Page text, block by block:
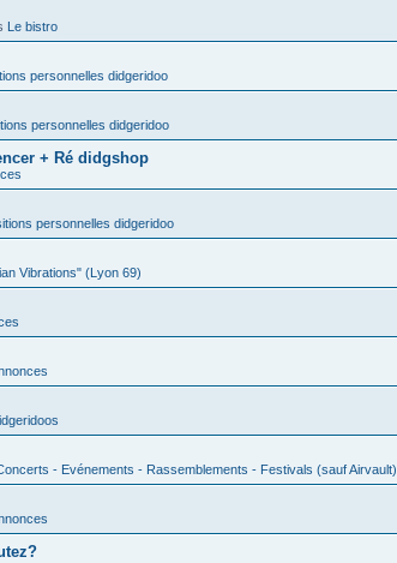
Le bistro
personnelles didgeridoo
personnelles didgeridoo
+ Ré didgshop
personnelles didgeridoo
Vibrations" (Lyon 69)
- Evénements - Rassemblements - Festivals (sauf Airvault)